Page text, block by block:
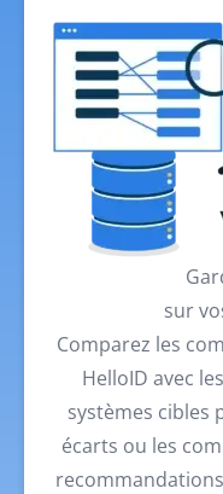
sur
Comparez les
HelloID avec
systèmes cibles
écarts ou les